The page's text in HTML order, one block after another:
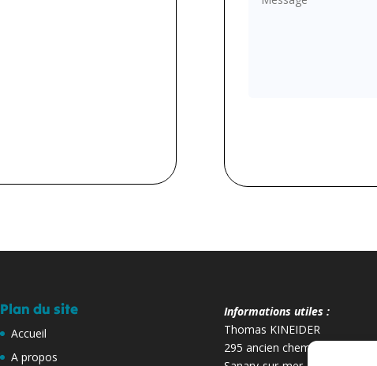
Plan du site
Accueil
A propos
Informations utiles :
Thomas KINEIDER
295 ancien chemin de Toulon,